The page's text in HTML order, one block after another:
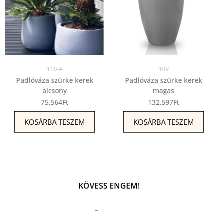
110-A
Padlóváza szürke kerek
alcsony
75,564Ft
KOSÁRBA TESZEM
109
Padlóváza szürke kerek
magas
132,597Ft
KOSÁRBA TESZEM
KÖVESS ENGEM!